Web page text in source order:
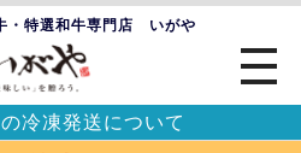
・特選和牛専門店 いがや
冷凍発送について